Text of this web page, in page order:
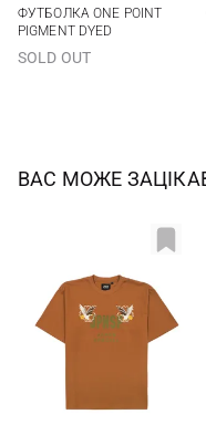
ФУТБОЛКА ONE POINT
PIGMENT DYED
SOLD OUT
ВАС МОЖЕ